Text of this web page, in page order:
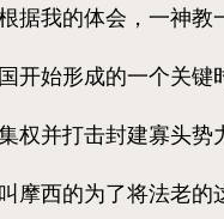
据我的体会，一神
开始形成的一个关
权并打击封建寡头
摩西的为了将法老